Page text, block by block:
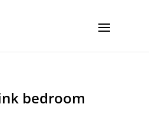
bedroom